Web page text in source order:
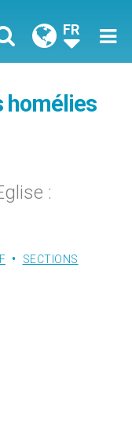
FR
homélies
:
SECTIONS